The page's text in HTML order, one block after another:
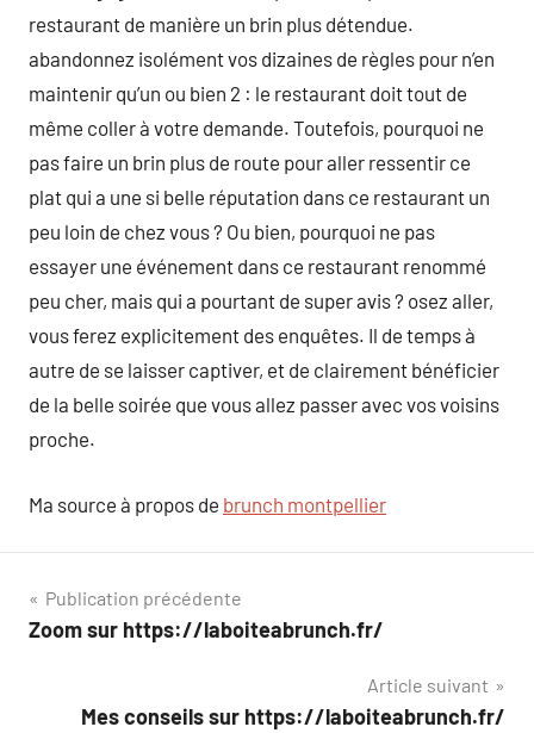
restaurant de manière un brin plus détendue.
abandonnez isolément vos dizaines de règles pour n’en
maintenir qu’un ou bien 2 : le restaurant doit tout de
même coller à votre demande. Toutefois, pourquoi ne
pas faire un brin plus de route pour aller ressentir ce
plat qui a une si belle réputation dans ce restaurant un
peu loin de chez vous ? Ou bien, pourquoi ne pas
essayer une événement dans ce restaurant renommé
peu cher, mais qui a pourtant de super avis ? osez aller,
vous ferez explicitement des enquêtes. Il de temps à
autre de se laisser captiver, et de clairement bénéficier
de la belle soirée que vous allez passer avec vos voisins
proche.
Ma source à propos de brunch montpellier
Navigation
de
Publication précédente
Zoom sur https://laboiteabrunch.fr/
Article suivant
Mes conseils sur https://laboiteabrunch.fr/